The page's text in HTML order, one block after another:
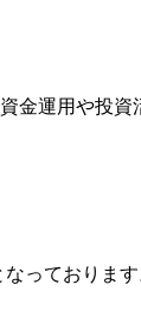
金運用や投
っておりま